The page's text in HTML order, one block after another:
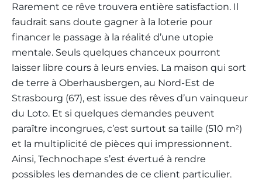
Rarement ce rêve trouvera entière satisfaction. Il
faudrait sans doute gagner à la loterie pour
financer le passage à la réalité d’une utopie
mentale. Seuls quelques chanceux pourront
laisser libre cours à leurs envies. La maison qui sort
de terre à Oberhausbergen, au Nord-Est de
Strasbourg (67), est issue des rêves d’un vainqueur
du Loto. Et si quelques demandes peuvent
paraître incongrues, c’est surtout sa taille (510 m2)
et la multiplicité de pièces qui impressionnent.
Ainsi, Technochape s’est évertué à rendre
possibles les demandes de ce client particulier.